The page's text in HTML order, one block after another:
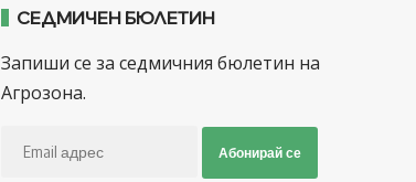
СЕДМИЧЕН БЮЛЕТИН
Запиши се за седмичния бюлетин на
Агрозона.
Абонирай се